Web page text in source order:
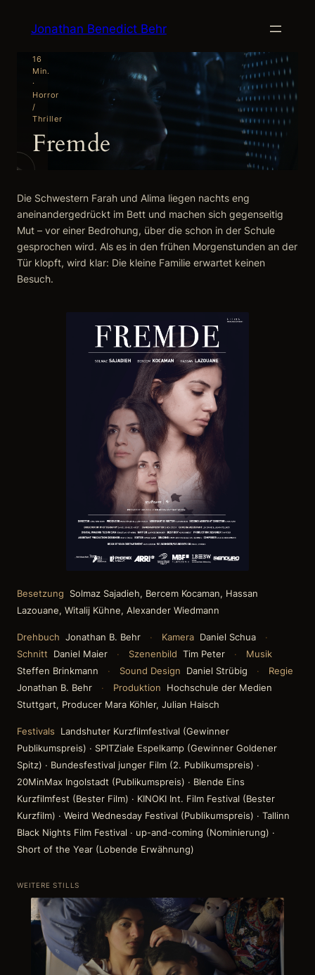
InhaltJonathan Benedict Behr
2016
·
16
Min.
·
Horror
/
Thriller
Fremde
Die Schwestern Farah und Alima liegen nachts eng
aneinandergedrückt im Bett und machen sich gegenseitig
Mut – vor einer Bedrohung, über die schon in der Schule
gesprochen wird. Als es in den frühen Morgenstunden an der
Tür klopft, wird klar: Die kleine Familie erwartet keinen
Besuch.
Besetzung
Solmaz Sajadieh, Bercem Kocaman, Hassan
Lazouane, Witalij Kühne, Alexander Wiedmann
Drehbuch Jonathan B. Behr · Kamera Daniel Schua
·
Schnitt
Daniel Maier · Szenenbild Tim Peter ·
Musik
Steffen Brinkmann
· Sound Design Daniel Strübig ·
Regie
Jonathan B. Behr
· Produktion
Hochschule der Medien
Stuttgart, Producer Mara Köhler, Julian Haisch
Festivals
Landshuter Kurzfilmfestival (Gewinner
Publikumspreis) · SPITZiale Espelkamp (Gewinner Goldener
Spitz) · Bundesfestival junger Film (2. Publikumspreis) ·
20MinMax Ingolstadt (Publikumspreis) · Blende Eins
Kurzfilmfest (Bester Film) · KINOKI Int. Film Festival (Bester
Kurzfilm) · Weird Wednesday Festival (Publikumspreis) · Tallinn
Black Nights Film Festival · up-and-coming (Nominierung) ·
Short of the Year (Lobende Erwähnung)
WEITERE STILLS